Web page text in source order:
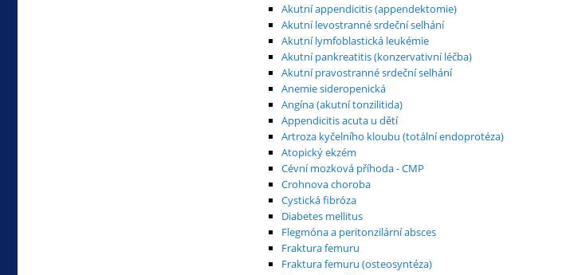
Akutní appendicitis (appendektomie)
Akutní levostranné srdeční selhání
Akutní lymfoblastická leukémie
Akutní pankreatitis (konzervativní léčba)
Akutní pravostranné srdeční selhání
Anemie sideropenická
Angína (akutní tonzilitida)
Appendicitis acuta u dětí
Artroza kyčelního kloubu (totální endoprotéza)
Atopický ekzém
Cévní mozková příhoda - CMP
Crohnova choroba
Cystická fibróza
Diabetes mellitus
Flegmóna a peritonzilární absces
Fraktura femuru
Fraktura femuru (osteosyntéza)